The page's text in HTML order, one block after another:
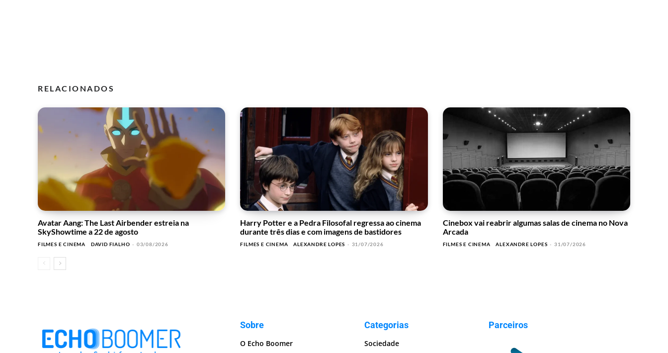
RELACIONADOS
Avatar Aang: The Last Airbender estreia na
SkyShowtime a 22 de agosto
FILMES E CINEMA DAVID FIALHO - 03/08/2026
Harry Potter e a Pedra Filosofal regressa ao cinema
durante três dias e com imagens de bastidores
FILMES E CINEMA ALEXANDRE LOPES - 31/07/2026
Cinebox vai reabrir algumas salas de cinema no Nova
Arcada
FILMES E CINEMA ALEXANDRE LOPES - 31/07/2026
Sobre
O Echo Boomer
Categorias
Sociedade
Parceiros